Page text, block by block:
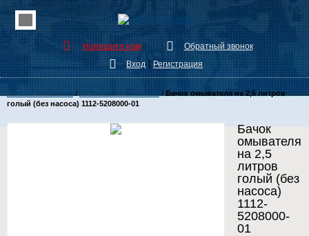
Напишите нам
Обратный звонок
Вход
Регистрация
Каталог Запчастей/50 Запчасти на кабина/Бачок омывателя на 2,5 литров
голый (без насоса) 1112-5208000-01
Бачок
омывателя
на 2,5
литров
голый (без
насоса)
1112-
5208000-
01